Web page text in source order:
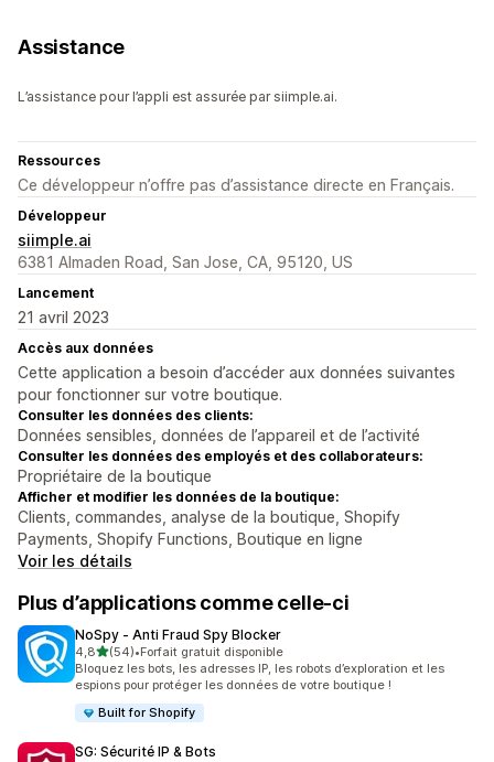
Assistance
L’assistance pour l’appli est assurée par siimple.ai.
Ressources
Ce développeur n’offre pas d’assistance directe en Français.
Développeur
siimple.ai
6381 Almaden Road, San Jose, CA, 95120, US
Lancement
21 avril 2023
Accès aux données
Cette application a besoin d’accéder aux données suivantes
pour fonctionner sur votre boutique.
Consulter les données des clients:
Données sensibles, données de l’appareil et de l’activité
Consulter les données des employés et des collaborateurs:
Propriétaire de la boutique
Afficher et modifier les données de la boutique:
Clients, commandes, analyse de la boutique, Shopify
Payments, Shopify Functions, Boutique en ligne
Voir les détails
Plus d’applications comme celle-ci
NoSpy ‑ Anti Fraud Spy Blocker
4,8étoile(s) sur 5
(54)
54 avis au total
•Forfait gratuit disponible
Bloquez les bots, les adresses IP, les robots d’exploration et les
espions pour protéger les données de votre boutique !
Built for Shopify
SG: Sécurité IP & Bots